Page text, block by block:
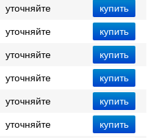
уточняйте
уточняйте
уточняйте
уточняйте
уточняйте
уточняйте